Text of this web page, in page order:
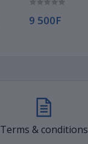
9 500F
Terms & conditions